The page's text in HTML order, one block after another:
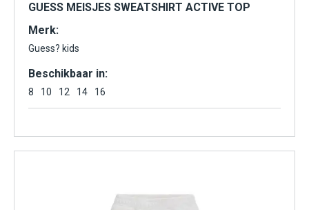
GUESS MEISJES SWEATSHIRT ACTIVE TOP
Merk:
Guess? kids
Beschikbaar in:
8 10 12 14 16